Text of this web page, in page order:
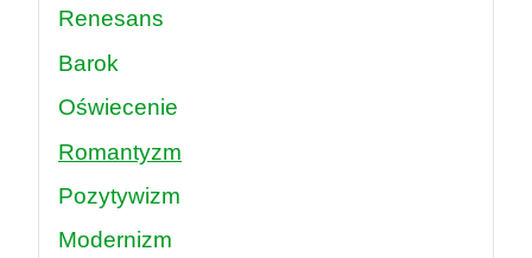
Renesans
Barok
Oświecenie
Romantyzm
Pozytywizm
Modernizm